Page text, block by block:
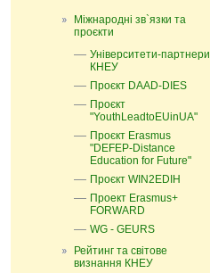
Міжнародні зв`язки та
проєкти
Університети-партнери
КНЕУ
Проєкт DAAD-DIES
Проєкт
"YouthLeadtoEUinUA"
Проєкт Erasmus
"DEFEP-Distance
Education for Future"
Проєкт WIN2EDIH
Проект Erasmus+
FORWARD
WG - GEURS
Рейтинг та світове
визнання КНЕУ